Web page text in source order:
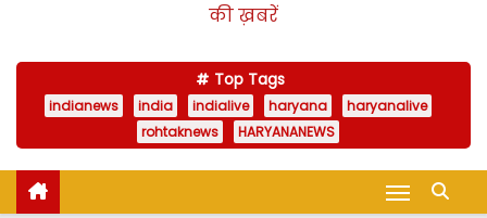
की ख़बरें
Top Tags
indianews india indialive haryana
haryanalive
rohtaknews
HARYANANEWS